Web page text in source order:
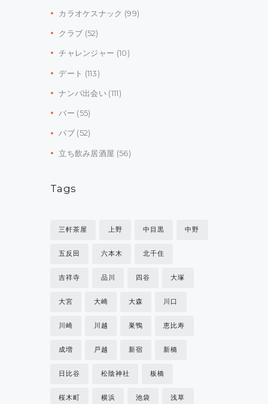
カラオケスナック (99)
クラブ (52)
チャレンジャー (10)
デート (113)
ナンパ出会い (111)
バー (55)
パブ(52)
立ち飲み居酒屋 (56)
Tags
三軒茶屋 上野 中目黒 中野
五反田 六本木 北千住
吉祥寺 品川 四谷 大塚
大宮 大崎 大森 川口
川崎 川越 巣鴨 恵比寿
成増 戸越 新宿 新橋
日比谷 松陰神社 板橋
桜木町 横浜 池袋 浅草